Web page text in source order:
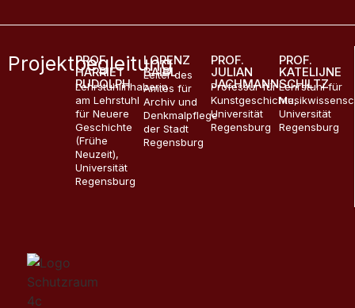
Projektbegleitung
PROF.
HARRIET
RUDOLPH
Lehrstuhlinhaberin
am Lehrstuhl
für Neuere
Geschichte
(Frühe
Neuzeit),
Universität
Regensburg
LORENZ
BAIBL
Leiter des
Amtes für
Archiv und
Denkmalpflege
der Stadt
Regensburg
PROF.
JULIAN
JACHMANN
Professur für
Kunstgeschichte,
Universität
Regensburg
PROF.
KATELIJNE
SCHILTZ
Lehrstuhl für
Universität
Regensburg